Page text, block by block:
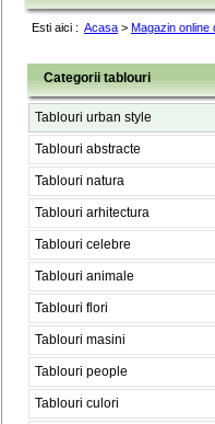
Esti aici : Acasa > Magazin online
Categorii tablouri
Tablouri urban style
Tablouri abstracte
Tablouri natura
Tablouri arhitectura
Tablouri celebre
Tablouri animale
Tablouri flori
Tablouri masini
Tablouri people
Tablouri culori